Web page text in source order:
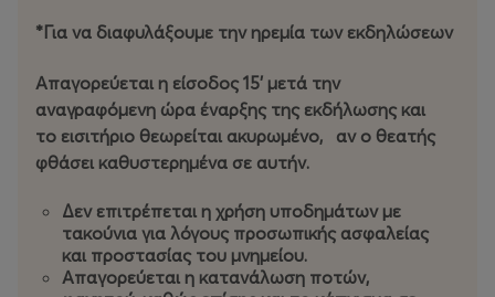
*Για να διαφυλάξουμε την ηρεμία των εκδηλώσεων
Απαγορεύεται η είσοδος 15' μετά την
αναγραφόμενη ώρα έναρξης της εκδήλωσης και
το εισιτήριο θεωρείται ακυρωμένο, αν ο θεατής
φθάσει καθυστερημένα σε αυτήν.
Δεν επιτρέπεται η χρήση υποδημάτων με
τακούνια για λόγους προσωπικής ασφαλείας
και προστασίας του μνημείου.
Απαγορεύεται η κατανάλωση ποτών,